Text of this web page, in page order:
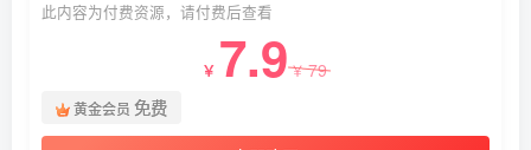
此内容为付费资源，请付费后查看
￥ 7.9￥79
黄金会员 免费